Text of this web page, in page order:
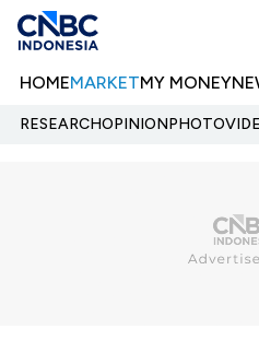
HOMEMARKETMY MONEY
RESEARCHOPINIONPHOTO